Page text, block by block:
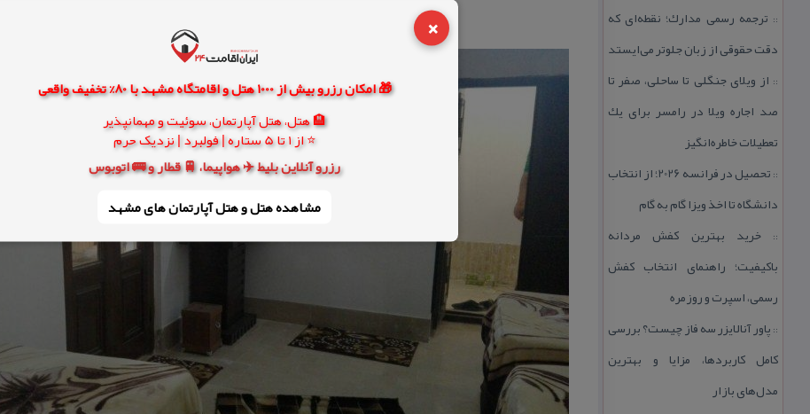
×
🎁 امکان رزرو بیش از 1000 هتل و اقامتگاه مشهد با 80% تخفیف واقعی
🏨 هتل، هتل آپارتمان، سوئیت و مهمانپذیر
⭐ از 1 تا 5 ستاره | فولبرد | نزدیک حرم
رزرو آنلاین بلیط ✈️ هواپیما، 🚆 قطار و 🚌 اتوبوس
مشاهده هتل و هتل‌ آپارتمان های مشهد
:: ترجمه رسمی مدارك؛ نقطه‌ای كه
دقت حقوقی از زبان جلوتر می‌ایستد
:: از ویلای جنگلی تا ساحلی، صفر تا
صد اجاره ویلا در رامسر برای یك
تعطیلات خاطره‌انگیز
::
تحصیل در فرانسه 2026؛ از انتخاب
دانشگاه تا اخذ ویزا گام به گام
::خرید بهترین كفش مردانه
باكیفیت؛ راهنمای انتخاب كفش
رسمی، اسپرت و روزمره
:: پاور آنالایزر سه فاز چیست؟ بررسی
كامل كاربردها، مزایا و بهترین
مدل‌های بازار